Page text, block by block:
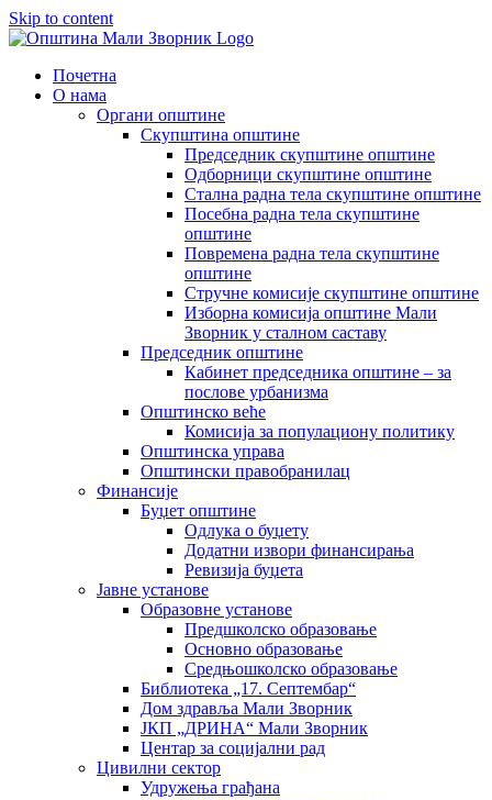
Skip to content
Почетна
О нама
Органи општине
Скупштина општине
Председник скупштине општине
Одборници скупштине општине
Стална радна тела скупштине општине
Посебна радна тела скупштине
општине
Повремена радна тела скупштине
општине
Стручне комисије скупштине општине
Изборна комисија општине Мали
Зворник у сталном саставу
Председник општине
Кабинет председника општине – за
послове урбанизма
Општинско веће
Комисија за популациону политику
Општинска управа
Општински правобранилац
Финансије
Буџет општине
Одлука о буџету
Додатни извори финансирања
Ревизија буџета
Јавне установе
Образовне установе
Предшколско образовање
Основно образовање
Средњошколско образовање
Библиотека „17. Септембар“
Дом здравља Мали Зворник
ЈКП „ДРИНА“ Мали Зворник
Центар за социјални рад
Цивилни сектор
Удружења грађана